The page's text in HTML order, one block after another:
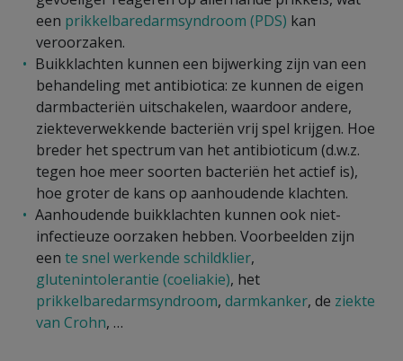
een prikkelbaredarmsyndroom (PDS) kan
veroorzaken.
Buikklachten kunnen een bijwerking zijn van een
behandeling met antibiotica: ze kunnen de eigen
darmbacteriën uitschakelen, waardoor andere,
ziekteverwekkende bacteriën vrij spel krijgen. Hoe
breder het spectrum van het antibioticum (d.w.z.
tegen hoe meer soorten bacteriën het actief is),
hoe groter de kans op aanhoudende klachten.
Aanhoudende buikklachten kunnen ook niet-
infectieuze oorzaken hebben. Voorbeelden zijn
een te snel werkende schildklier,
glutenintolerantie (coeliakie), het
prikkelbaredarmsyndroom, darmkanker, de ziekte
van Crohn, …